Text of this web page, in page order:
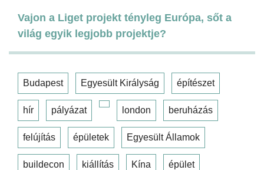
Vajon a Liget projekt tényleg Európa, sőt a
világ egyik legjobb projektje?
Budapest Egyesült Királyság építészet
hír pályázat london beruházás
felújítás épületek Egyesült Államok
buildecon kiállítás Kína épület